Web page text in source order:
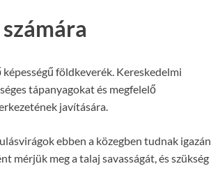
földkeverék. Kereskedelmi
tápanyagokat és megfelelő
javítására.
ebben a közegben tudnak igazán
mérjük meg a talaj savasságát, és szükség